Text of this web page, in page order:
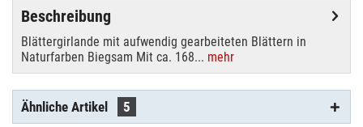
Beschreibung
Blättergirlande mit aufwendig gearbeiteten Blättern in
Naturfarben Biegsam Mit ca. 168... mehr
Ähnliche Artikel 5